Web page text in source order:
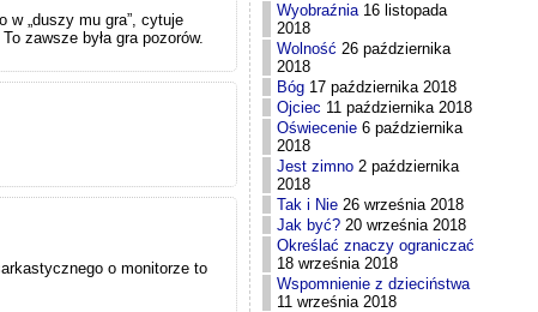
w „duszy mu gra”, cytuje
zawsze była gra pozorów.
o monitorze to
Wyobraźnia 16 listopada
2018
Wolność 26 października
2018
Bóg 17 października 2018
Ojciec 11 października 2018
Oświecenie 6 października
2018
Jest zimno 2 października
2018
Tak i Nie 26 września 2018
Jak być? 20 września 2018
Określać znaczy ograniczać
18 września 2018
Wspomnienie z dzieciństwa
11 września 2018